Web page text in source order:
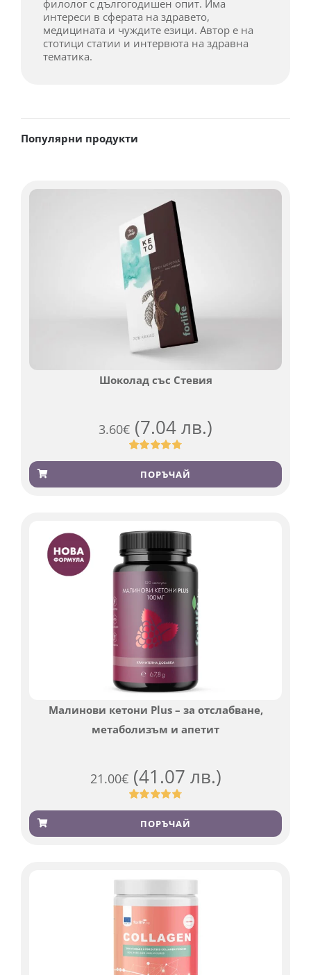
Популярни продукти
Шоколад със Стевия
3.60€ (7.04 лв.)
Оценен
4.79 от 5,
базирано
185
ПОРЪЧАЙ
Малинови кетони Plus – за отслабване,
метаболизъм и апетит
21.00€ (41.07 лв.)
Оценен
4.76 от 5,
базирано
819
ПОРЪЧАЙ
филолог с дългогодишен опит. Има
интереси в сферата на здравето,
медицината и чуждите езици. Автор е на
стотици статии и интервюта на здравна
тематика.